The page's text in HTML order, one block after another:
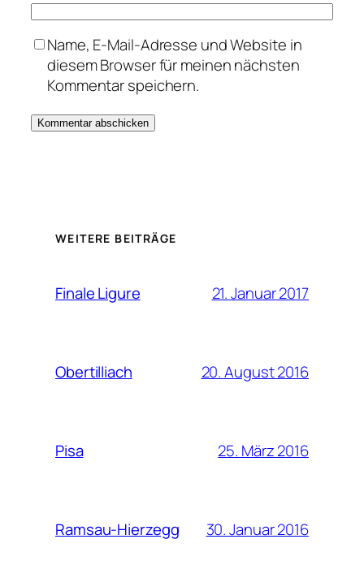
Name, E-Mail-Adresse und Website in
diesem Browser für meinen nächsten
Kommentar speichern.
WEITERE BEITRÄGE
Finale Ligure 21. Januar 2017
Obertilliach 20. August 2016
Pisa 25. März 2016
Ramsau-Hierzegg 30. Januar 2016